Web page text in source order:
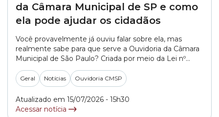
da Câmara Municipal de SP e como
ela pode ajudar os cidadãos
Você provavelmente já ouviu falar sobre ela, mas
realmente sabe para que serve a Ouvidoria da Câmara
Municipal de São Paulo? Criada por meio da Lei nº
15.507, de 15 de dezembro de 2011, a Ouvidoria é um
canal de comunicação entre o cidadão e a Câmara
Geral Notícias Ouvidoria CMSP
Atualizado em 15/07/2026 - 15h30
Acessar notícia